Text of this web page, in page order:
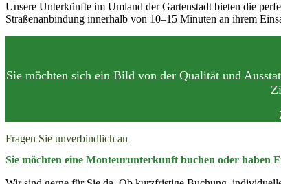
Unsere Unterkünfte im Umland der Gartenstadt bieten die
Straßenanbindung innerhalb von 10–15 Minuten an ihrem
Sie möchten sich ein Bild von der Qualität und
Fragen Sie unverbindlich an
Sie möchten eine Monteurunterkunft buchen oder haben